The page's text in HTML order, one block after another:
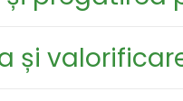
și